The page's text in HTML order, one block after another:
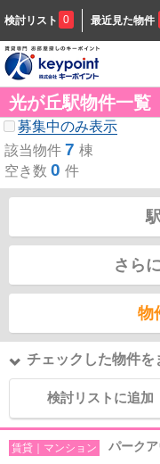
検討リスト 0 最近見た物件
光が丘駅物件一覧
募集中のみ表示
該当物件 7 棟
空き数 0 件
さら
物
チェックした物件を
検討リストに追加
賃貸｜マンション パーク